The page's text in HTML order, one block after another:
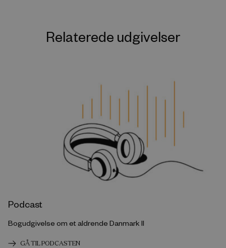
Relaterede udgivelser
Podcast
Bogudgivelse om et aldrende Danmark II
GÅ TIL PODCASTEN